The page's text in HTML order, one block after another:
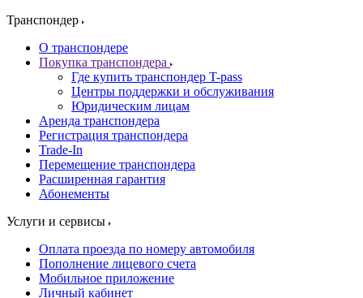
Транспондер
О транспондере
Покупка транспондера
Где купить транспондер T-pass
Центры поддержки и обслуживания
Юридическим лицам
Аренда транспондера
Регистрация транспондера
Trade-In
Перемещение транспондера
Расширенная гарантия
Абонементы
Услуги и сервисы
Оплата проезда по номеру автомобиля
Пополнение лицевого счета
Мобильное приложение
Личный кабинет